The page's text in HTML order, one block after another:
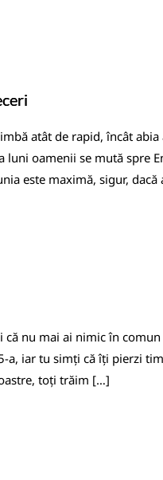
atât de rapid, încât
oamenii se mută spre
este maximă, sigur,
nu mai ai nimic în
a, iar tu simți că îți pierzi
toți trăim […]